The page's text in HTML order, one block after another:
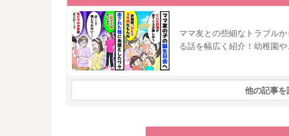
ママ友との些細なトラブル
る話を幅広く紹介！幼稚園や
他の記事を